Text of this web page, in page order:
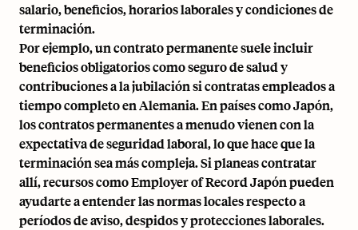
salario, beneficios, horarios laborales y condiciones de
terminación.
Por ejemplo, un contrato permanente suele incluir
beneficios obligatorios como seguro de salud y
contribuciones a la jubilación si contratas empleados a
tiempo completo en Alemania. En países como Japón,
los contratos permanentes a menudo vienen con la
expectativa de seguridad laboral, lo que hace que la
terminación sea más compleja. Si planeas contratar
allí, recursos comoEmployer of Record Japónpueden
ayudarte a entender las normas locales respecto a
períodos de aviso, despidos y protecciones laborales.